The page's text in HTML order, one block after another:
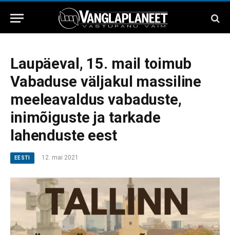
Laupäeval, 15. mail toimub
Vabaduse väljakul massiline
meeleavaldus vabaduste,
inimõiguste ja tarkade
lahenduste eest
EESTI 12. mai 2021